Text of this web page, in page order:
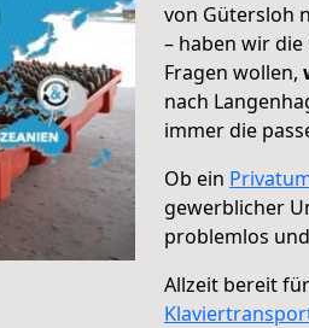
von Gütersloh
– haben wir
Fragen wollen,
nach
immer die
Ob ein
gewerblicher
problemlos
Allzeit bereit